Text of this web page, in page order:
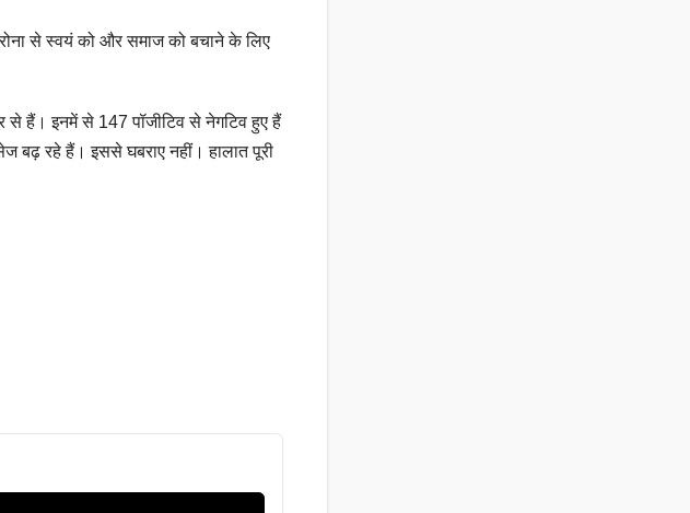
से स्वयं को और समाज को बचाने के लिए
से हैं। इनमें से 147 पॉजीटिव से नेगटिव हुए हैं
बढ़ रहे हैं। इससे घबराए नहीं। हालात पूरी